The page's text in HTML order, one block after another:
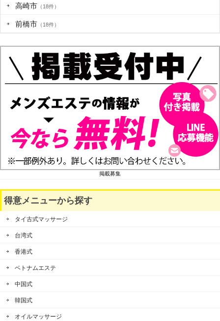
高崎市 （18件）
前橋市 （18件）
掲載募集
得意メニューから探す
タイ古式マッサージ
台湾式
香港式
ベトナムエステ
中国式
韓国式
オイルマッサージ